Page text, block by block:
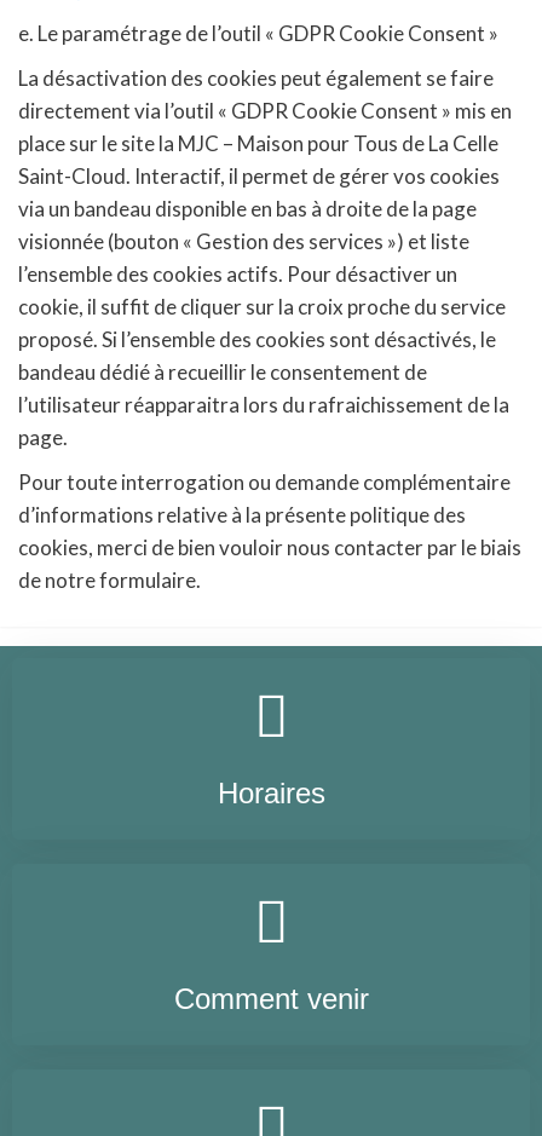
e. Le paramétrage de l’outil « GDPR Cookie Consent »
La désactivation des cookies peut également se faire
directement via l’outil « GDPR Cookie Consent » mis en
place sur le site la MJC – Maison pour Tous de La Celle
Saint-Cloud. Interactif, il permet de gérer vos cookies
via un bandeau disponible en bas à droite de la page
visionnée (bouton « Gestion des services ») et liste
l’ensemble des cookies actifs. Pour désactiver un
cookie, il suffit de cliquer sur la croix proche du service
proposé. Si l’ensemble des cookies sont désactivés, le
bandeau dédié à recueillir le consentement de
l’utilisateur réapparaitra lors du rafraichissement de la
page.
Pour toute interrogation ou demande complémentaire
d’informations relative à la présente politique des
cookies, merci de bien vouloir nous contacter par le biais
de notre formulaire.
Horaires
Comment venir